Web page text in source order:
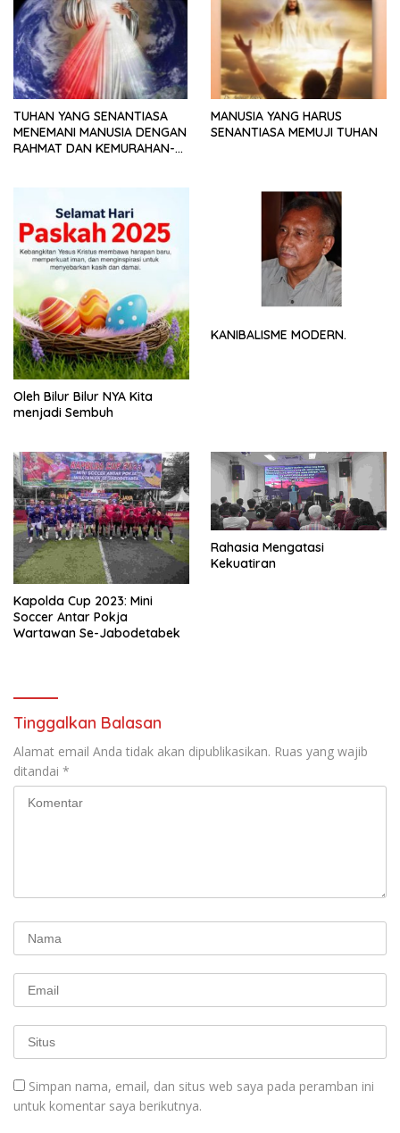
TUHAN YANG SENANTIASA
MENEMANI MANUSIA DENGAN
RAHMAT DAN KEMURAHAN-
MANUSIA YANG HARUS
SENANTIASA MEMUJI TUHAN
Oleh Bilur Bilur NYA Kita
menjadi Sembuh
KANIBALISME MODERN.
Kapolda Cup 2023: Mini
Soccer Antar Pokja
Wartawan Se-Jabodetabek
Rahasia Mengatasi
Kekuatiran
Tinggalkan Balasan
Alamat email Anda tidak akan dipublikasikan. Ruas yang wajib
ditandai *
Simpan nama, email, dan situs web saya pada peramban ini
untuk komentar saya berikutnya.